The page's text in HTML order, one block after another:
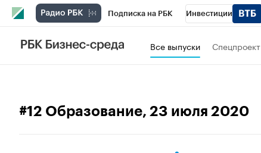
Подписка на РБК Инвестиции
Спорт
Технологии и медиа
Все выпуски Спецпроект
#12 Образование, 23 июля 2020